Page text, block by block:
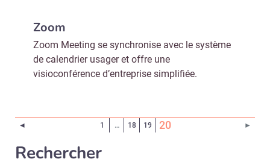
Zoom
Zoom Meeting se synchronise avec le système
de calendrier usager et offre une
visioconférence d’entreprise simplifiée.
◄ 1 … 18 19 20(Page courante)►
Rechercher